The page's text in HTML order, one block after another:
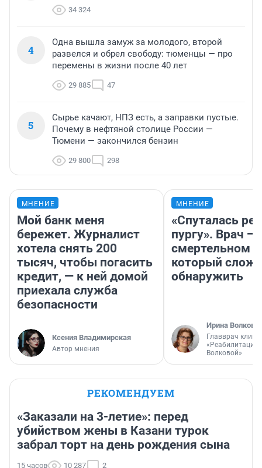
34 324
4
Одна вышла замуж за молодого, второй
развелся и обрел свободу: тюменцы — про
перемены в жизни после 40 лет
29 885 47
5
Сырье качают, НПЗ есть, а заправки пустые.
Почему в нефтяной столице России —
Тюмени — закончился бензин
29 800 298
МНЕНИЕ
Мой банк меня
бережет. Журналист
хотела снять 200
тысяч, чтобы погасить
кредит, — к ней домой
приехала служба
безопасности
Ксения Владимирская
Автор мнения
МНЕНИЕ
«Спуталась
пургу». Врач —
смертельном
который
обнаружить
Ирина Волкова
Главврач
«Реабилитация
Волковой»
РЕКОМЕНДУЕМ
«Заказали на 3-летие»: перед
убийством жены в Казани турок
забрал торт на день рождения сына
15 часов 10 287 2